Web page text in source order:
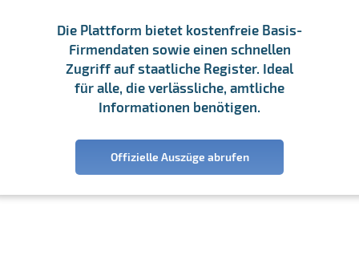
Die Plattform bietet kostenfreie Basis-
Firmendaten sowie einen schnellen
Zugriff auf staatliche Register. Ideal
für alle, die verlässliche, amtliche
Informationen benötigen.
Offizielle Auszüge abrufen